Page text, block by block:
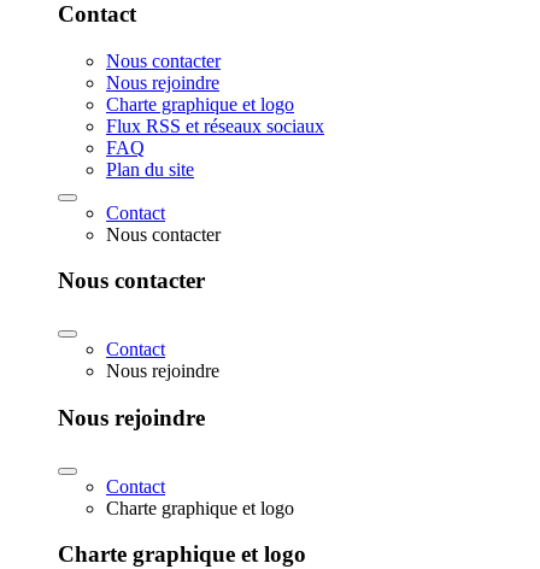
Contact
Nous contacter
Nous rejoindre
Charte graphique et logo
Flux RSS et réseaux sociaux
FAQ
Plan du site
Contact
Nous contacter
Nous contacter
Contact
Nous rejoindre
Nous rejoindre
Contact
Charte graphique et logo
Charte graphique et logo